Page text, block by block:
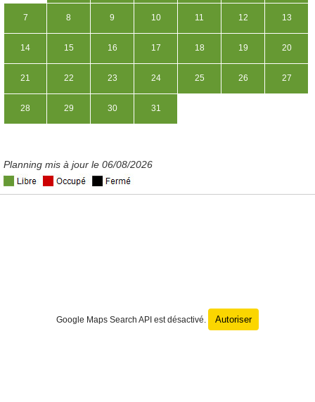
7 8 9 10 11 12 13
14 15 16 17 18 19 20
21 22 23 24 25 26 27
28 29 30 31
Planning mis à jour le 06/08/2026
Google Maps Search API est désactivé. Autoriser